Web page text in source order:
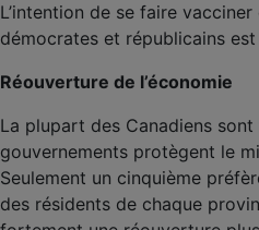
L’intention de se faire
démocrates et républicains
Réouverture de l’économie
La plupart des Canadiens
gouvernements protègent le
Seulement un cinquième
des résidents de chaque